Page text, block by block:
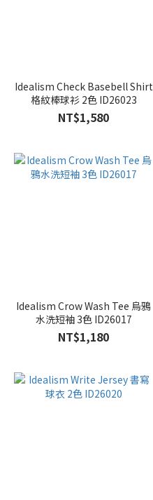
Idealism Check Basebell Shirt
格紋棒球衫 2色 ID26023
NT$1,580
Idealism Crow Wash Tee 烏鴉
水洗短袖 3色 ID26017
NT$1,180